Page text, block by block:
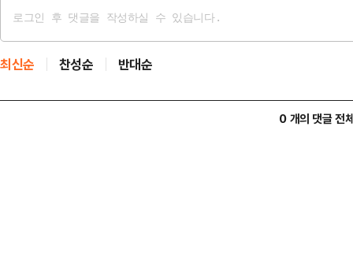
최신순 찬성순 반대순
0 개의 댓글 전